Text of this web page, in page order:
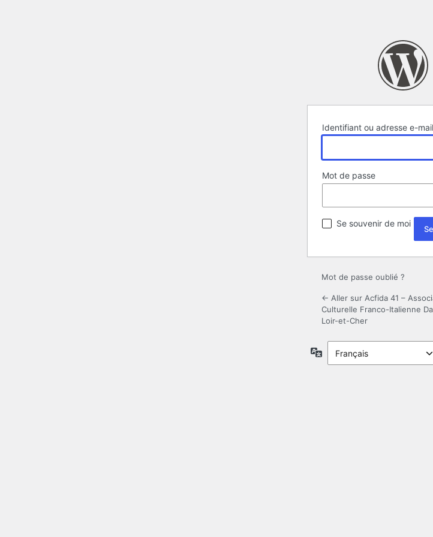
Identifiant ou adresse e-mail
Mot de passe
Se souvenir de moi
Mot de passe oublié ?
← Aller sur Acfida 41 –
Culturelle Franco-Italienne
Loir-et-Cher
Langue